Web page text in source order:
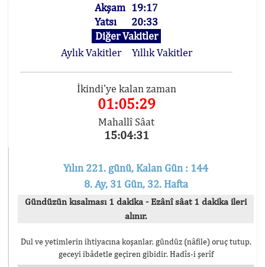
Akşam 19:17
Yatsı
20:33
Diğer Vakitler
Aylık Vakitler
Yıllık Vakitler
İkindi'ye kalan zaman
01:05:29
Mahallî Sâat
15:04:31
Yılın 221. günü, Kalan Gün : 144
8. Ay, 31 Gün, 32. Hafta
Gündüzün kısalması 1 dakika - Ezânî sâat 1 dakika ileri
alınır.
Dul ve yetimlerin ihtiyacına koşanlar, gündüz (nâfile) oruç tutup,
geceyi ibâdetle geçiren gibidir. Hadîs-i şerîf